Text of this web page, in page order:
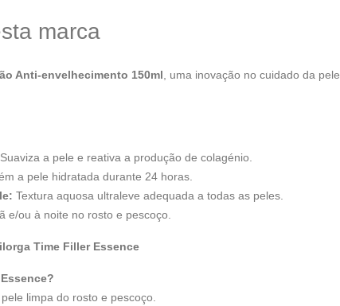
marca
Anti-envelhecimento 150ml , uma inovação no cuidado da
Suaviza a pele e reativa a produção de colagénio.
a pele hidratada durante 24 horas.
Textura aquosa ultraleve adequada a todas as peles.
e/ou à noite no rosto e pescoço.
Time Filler Essence
limpa do rosto e pescoço.